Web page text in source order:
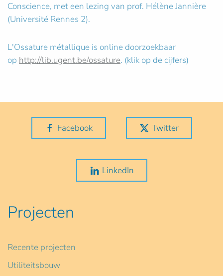
Conscience, met een lezing van prof. Hélène Jannière
(Université Rennes 2).
L'Ossature métallique is online doorzoekbaar
op http://lib.ugent.be/ossature. (klik op de cijfers)
Facebook Twitter
LinkedIn
Projecten
Recente projecten
Utiliteitsbouw